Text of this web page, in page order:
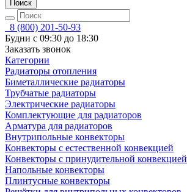
Поиск
8 (800) 201-50-93
Будни с 09:30 до 18:30
Заказать звонок
Категории
Радиаторы отопления
Биметаллические радиаторы
Трубчатые радиаторы
Электрические радиаторы
Комплектующие для радиаторов
Арматура для радиаторов
Внутрипольные конвекторы
Конвекторы с естественной конвекцией
Конвекторы с принудительной конвекцией
Напольные конвекторы
Плинтусные конвекторы